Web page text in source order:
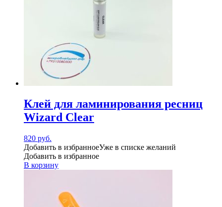
Клей для ламинирования ресниц
Wizard Clear
820 руб.
Добавить в избранноеУже в списке желаний
Добавить в избранное
В корзину